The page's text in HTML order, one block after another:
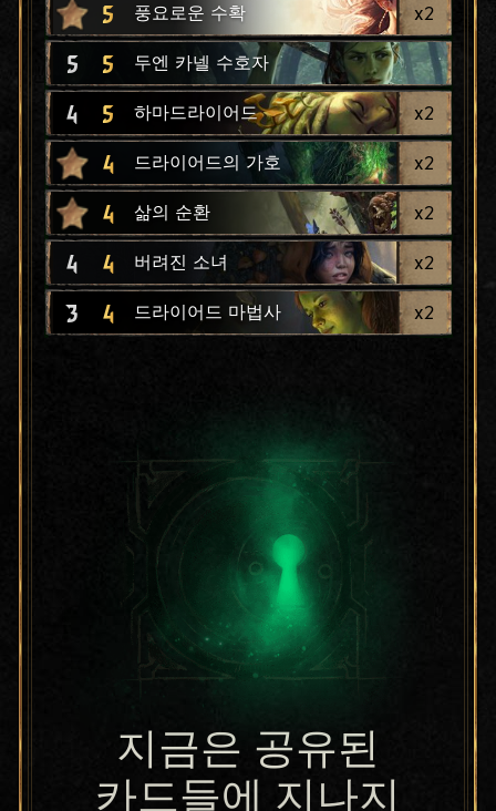
5 풍요로운 수확 x2
5 5 두엔 카넬 수호자
4 5 하마드라이어드 x2
4 드라이어드의 가호 x2
4 삶의 순환 x2
4 4 버려진 소녀 x2
3 4 드라이어드 마법사 x2
지금은 공유된
카드들에 지나지